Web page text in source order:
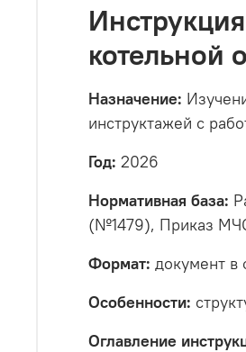
котельной
Назначение:
инструктажей с
Год: 2026
Нормативная база:
(№1479), Приказ
Формат: документ в
Особенности:
Оглавление